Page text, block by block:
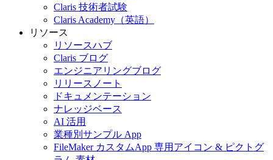
Claris 技術者試験
Claris Academy（英語）
リソース
リソースハブ
Claris ブログ
エンジニアリングブログ
リリースノート
ドキュメンテーション
ナレッジベース
AI 活用
業種別サンプル App
FileMaker カスタムApp 専用アイコン & ピクトグ